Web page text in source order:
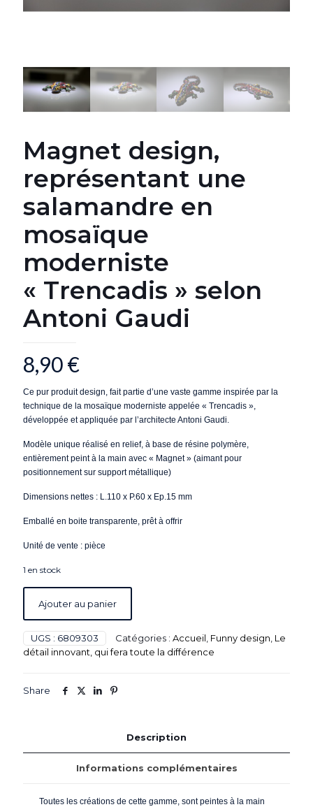
Magnet design,
représentant une
salamandre en
mosaïque
moderniste
« Trencadis » selon
Antoni Gaudi
8,90€
Ce pur produit design, fait partie d’une vaste gamme inspirée par la
technique de la mosaïque moderniste appelée « Trencadis »,
développée et appliquée par l’architecte Antoni Gaudi.
Modèle unique réalisé en relief, à base de résine polymère,
entièrement peint à la main avec « Magnet » (aimant pour
positionnement sur support métallique)
Dimensions nettes : L.110 x P.60 x Ep.15 mm
Emballé en boite transparente, prêt à offrir
Unité de vente : pièce
1 en stock
Ajouter au panier
UGS : 6809303 Catégories : Accueil Funny design Le
détail innovant, qui fera toute la différence
Share
Description
Informations complémentaires
Toutes les créations de cette gamme, sont peintes à la main